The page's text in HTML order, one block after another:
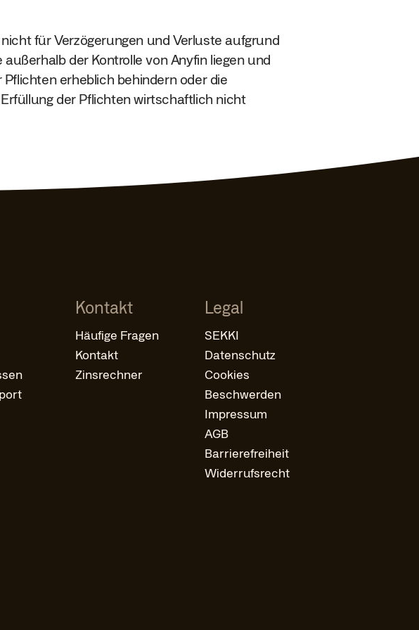
für Verzögerungen und Verluste aufgrund
der Kontrolle von Anyfin liegen und
Pflichten erheblich behindern oder die
der Pflichten wirtschaftlich nicht
Kontakt
Häufige Fragen
Kontakt
Zinsrechner
Legal
SEKKI
Datenschutz
Cookies
Beschwerden
Impressum
AGB
Barrierefreiheit
Widerrufsrecht